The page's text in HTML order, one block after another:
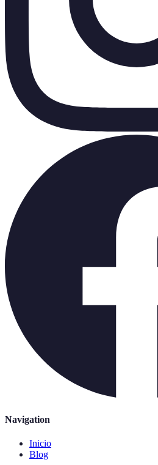
Navigation
Inicio
Blog